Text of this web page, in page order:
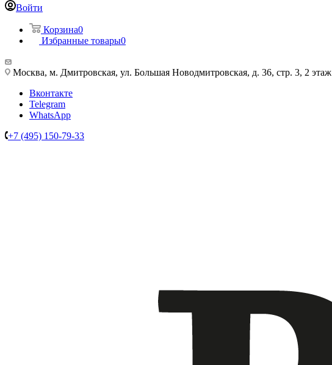
Войти
Корзина0
Избранные товары0
Москва, м. Дмитровская, ул. Большая Новодмитровская, д. 36, стр. 3, 2 этаж
Вконтакте
Telegram
WhatsApp
+7 (495) 150-79-33